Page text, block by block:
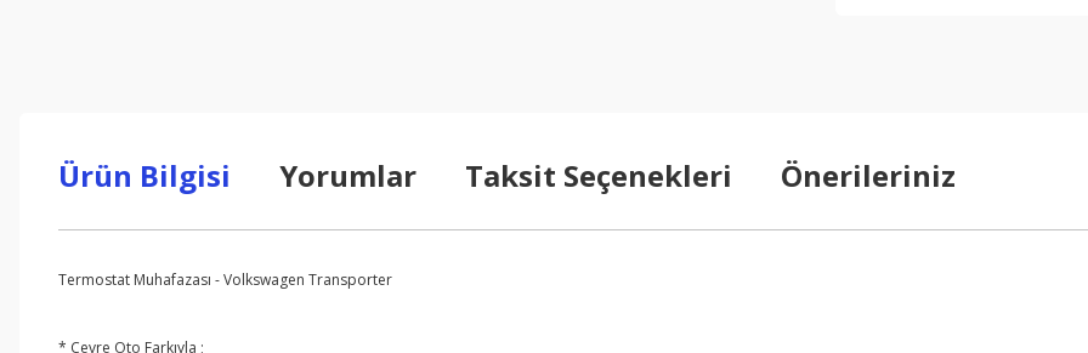
Ürün Bilgisi Yorumlar Taksit Seçenekleri Önerileriniz
Termostat Muhafazası - Volkswagen Transporter
* Çevre Oto Farkıyla ;